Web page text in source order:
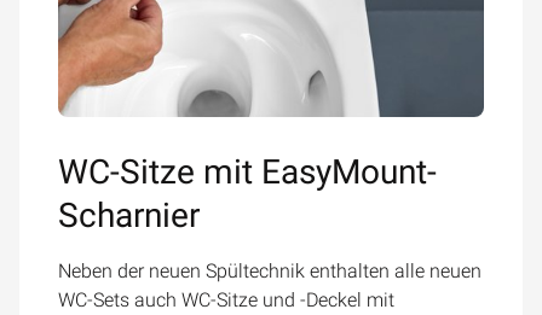
WC-Sitze mit EasyMount-
Scharnier
Neben der neuen Spültechnik enthalten alle neuen
WC-Sets auch WC-Sitze und -Deckel mit